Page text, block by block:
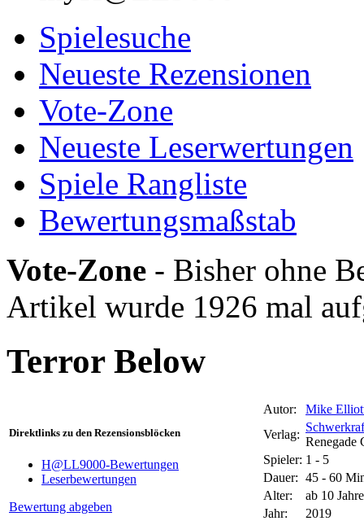
Spielesuche
Neueste Rezensionen
Vote-Zone
Neueste Leserwertungen
Spiele Rangliste
Bewertungsmaßstab
Vote-Zone - Bisher ohne
Artikel wurde 1926 mal
Terror Below
Direktlinks zu den Rezensionsblöcken
H@LL9000-Bewertungen
Leserbewertungen
Bewertung abgeben
Autor:
Mike
Verlag:
Renegade
Spieler: 1 - 5
Dauer: 45 - 60
Alter:
ab 10
Jahr:
2019